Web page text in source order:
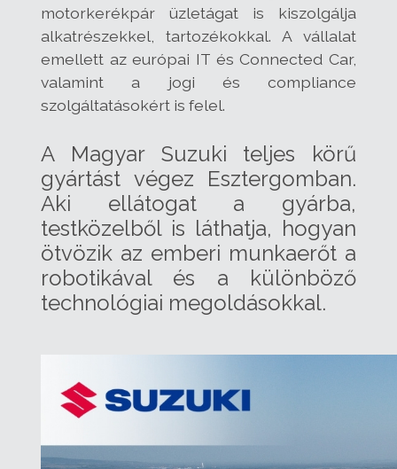
motorkerékpár üzletágat is kiszolgálja
alkatrészekkel, tartozékokkal. A vállalat
emellett az európai IT és Connected Car,
valamint a jogi és compliance
szolgáltatásokért is felel.
A Magyar Suzuki teljes körű
gyártást végez Esztergomban.
Aki ellátogat a gyárba,
testközelből is láthatja, hogyan
ötvözik az emberi munkaerőt a
robotikával és a különböző
technológiai megoldásokkal.